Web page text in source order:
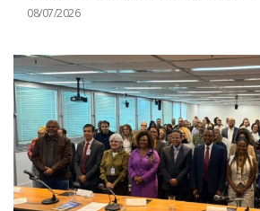
08/07/2026